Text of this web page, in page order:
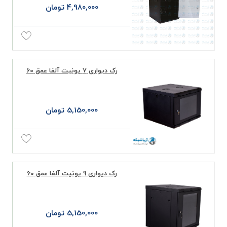
4,980,000 تومان
رک دیواری 7 یونیت آلفا عمق 60
5,150,000 تومان
رک دیواری 9 یونیت آلفا عمق 60
5,150,000 تومان